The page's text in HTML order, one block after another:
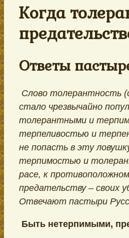
Когда
Ответы
Слово толерантность
стало чрезвычайно
толерантными и
терпеливостью и
не попасть в эту
терпимостью и
расе, к
предательству – своих
Отвечают пастыри
Быть нетерпимыми,